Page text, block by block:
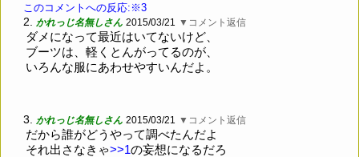
このコメントへの反応:※3
2. かれっじ名無しさん 2015/03/21 ▼コメント返信
ダメになって最近はいてないけど、
ブーツは、軽くとんがってるのが、
いろんな服にあわせやすいんだよ。
3. かれっじ名無しさん 2015/03/21 ▼コメント返信
だから誰がどうやって調べたんだよ
それ出さなきゃ>>1の妄想になるだろ